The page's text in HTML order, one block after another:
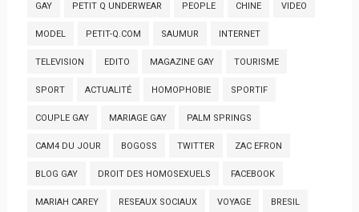
GAY PETIT Q UNDERWEAR PEOPLE CHINE VIDEO
MODEL PETIT-Q.COM SAUMUR INTERNET
TELEVISION EDITO MAGAZINE GAY TOURISME
SPORT ACTUALITÉ HOMOPHOBIE SPORTIF
COUPLE GAY MARIAGE GAY PALM SPRINGS
CAM4 DU JOUR BOGOSS TWITTER ZAC EFRON
BLOG GAY DROIT DES HOMOSEXUELS FACEBOOK
MARIAH CAREY RESEAUX SOCIAUX VOYAGE BRESIL